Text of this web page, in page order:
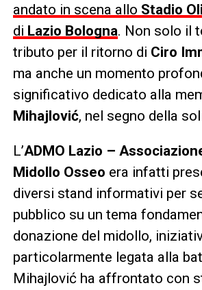
andato in scena allo Stadio
di Lazio Bologna. Non solo il
tributo per il ritorno di Ciro
ma anche un momento
significativo dedicato alla
Mihajlović, nel segno della
L’ADMO Lazio –
Midollo Osseo era infatti
diversi stand informativi per
pubblico su un tema
donazione del midollo,
particolarmente legata alla
Mihajlović ha affrontato con